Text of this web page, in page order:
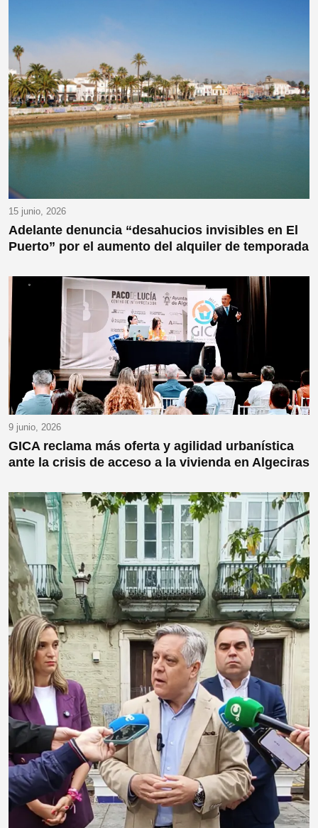
15 junio, 2026
Adelante denuncia “desahucios invisibles en El
Puerto” por el aumento del alquiler de temporada
9 junio, 2026
GICA reclama más oferta y agilidad urbanística
ante la crisis de acceso a la vivienda en Algeciras